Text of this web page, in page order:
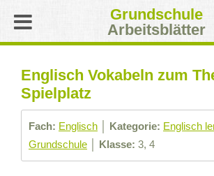
Grundschule
Arbeitsblätter
Englisch Vokabeln zum
Spielplatz
Fach: Englisch Kategorie: Englisch
Grundschule
Klasse: 3, 4